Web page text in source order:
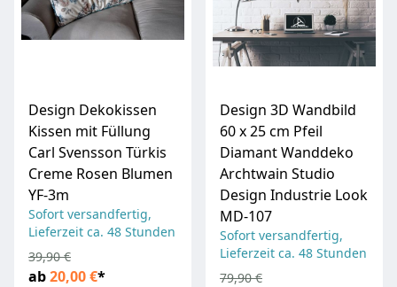
Design Dekokissen
Kissen mit Füllung
Carl Svensson Türkis
Creme Rosen Blumen
YF-3m
Sofort versandfertig,
Lieferzeit ca. 48 Stunden
ab20,00 €*
39,90 €
Design 3D Wandbild
60 x 25 cm Pfeil
Diamant Wanddeko
Archtwain Studio
Design Industrie Look
MD-107
Sofort versandfertig,
Lieferzeit ca. 48 Stunden
79,90 €